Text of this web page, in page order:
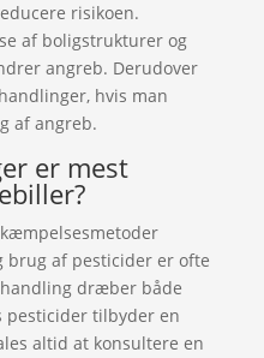
risikoen.
af boligstrukturer og
angreb. Derudover
hvis man
af angreb.
er mest
brug af pesticider er ofte
dræber både
pesticider tilbyder en
altid at konsultere en